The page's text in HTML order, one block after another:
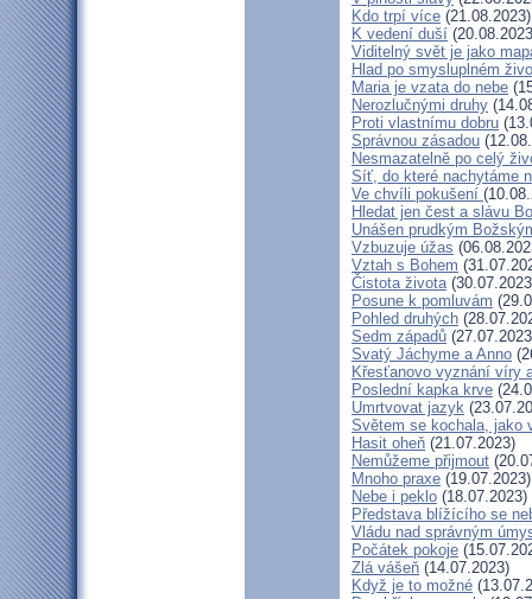
Kdo trpí více (21.08.2023)
K vedení duší
Viditelný svět je jako
Hlad po smysluplném
Maria je vzata do nebe
Nerozlučnými druhy
Proti vlastnímu dobru
Správnou zásadou
Nesmazatelně po celý
Síť, do které nachytáme
Ve chvíli pokušení
Hledat jen čest a slávu
Unášen prudkým
Vzbuzuje úžas
Vztah s Bohem
Čistota života
Posune k pomluvám
Pohled druhých
Sedm západů
Svatý Jáchyme a Anno
Křesťanovo vyznání víry
Poslední kapka krve
Umrtvovat jazyk
Světem se kochala, jako
Hasit oheň (21.07.2023)
Nemůžeme přijmout
Mnoho praxe (19.07.2023)
Nebe i peklo (18.07.2023)
Představa blížícího se
Vládu nad správným
Počátek pokoje
Zlá vášeň (14.07.2023)
Když je to možné